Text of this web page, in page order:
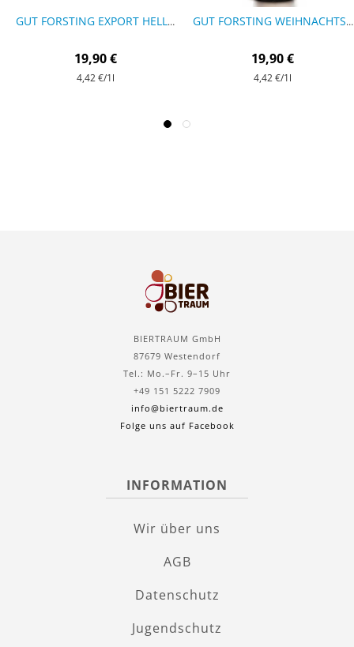
GUT FORSTING EXPORT HELL - 9 FLASCHEN
19,90 €
4,42 €/1l
GUT FORSTING WEIHNACHTS-BIER - 9 FLASCHEN
19,90 €
4,42 €/1l
BIERTRAUM GmbH
87679 Westendorf
Tel.: Mo.–Fr. 9–15 Uhr
+49 151 5222 7909
info@biertraum.de
Folge uns auf Facebook
INFORMATION
Wir über uns
AGB
Datenschutz
Jugendschutz